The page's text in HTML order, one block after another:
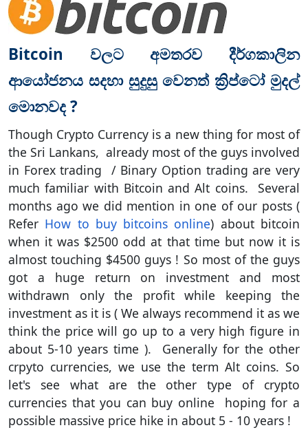
h
e
e
r
b
e
s
t
c
y
p
t
o
c
u
r
e
n
c
e
s
Bitcoin වලට අමතරව දීර්ගකාලින
ආයෝජනය සදහා සුදුසු වෙනත් ක්‍රිප්ටෝ මුදල්
මොනවද ?
Though Crypto Currency is a new thing for most of
the Sri Lankans, already most of the guys involved
in Forex trading / Binary Option trading are very
much familiar with Bitcoin and Alt coins. Several
months ago we did mention in one of our posts (
Refer How to buy bitcoins online) about bitcoin
when it was $2500 odd at that time but now it is
almost touching $4500 guys ! So most of the guys
got a huge return on investment and most
withdrawn only the profit while keeping the
investment as it is ( We always recommend it as we
think the price will go up to a very high figure in
about 5-10 years time ). Generally for the other
crpyto currencies, we use the term Alt coins. So
let's see what are the other type of crypto
currencies that you can buy online hoping for a
possible massive price hike in about 5 - 10 years !